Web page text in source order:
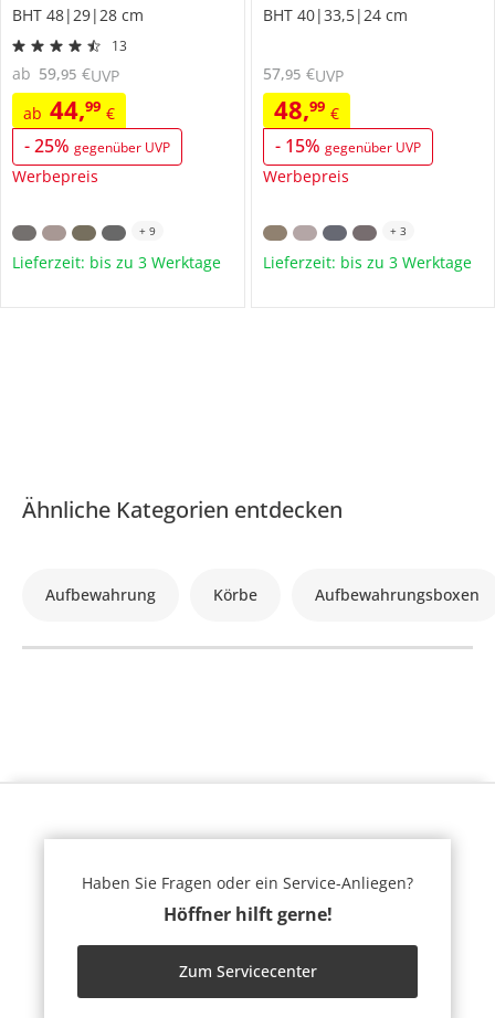
BHT 48|29|28 cm
13
ab 44,99 €
-25% gegenüber UVP
Werbepreis
ab 59,95 €UVP
+ 9
Lieferzeit: bis zu 3 Werktage
BHT 40|33,5|24 cm
48,99 €
- 15% gegenüber UVP
Werbepreis
57,95 €UVP
+ 3
Lieferzeit: bis zu 3 Werktage
Ähnliche Kategorien entdecken
Aufbewahrung Körbe Aufbewahrungsboxen
Haben Sie Fragen oder ein Service-Anliegen?
Höffner hilft gerne!
Zum Servicecenter